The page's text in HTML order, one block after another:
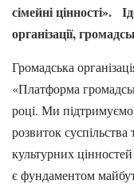
сімейні цінності».
організації,
Громадська
«Платформа
році. Ми підтримуємо
розвиток
культурних цінностей
є фундаментом